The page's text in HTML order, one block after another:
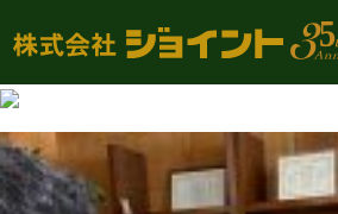
fancybox/fancybox/jquery.fancybox-1.3.8.min.css